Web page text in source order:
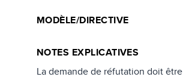
MODÈLE/DIRECTIVE
NOTES EXPLICATIVES
La demande de réfutation doit être